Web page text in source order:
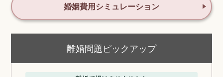
婚姻費用シミュレーション
離婚問題ピックアップ